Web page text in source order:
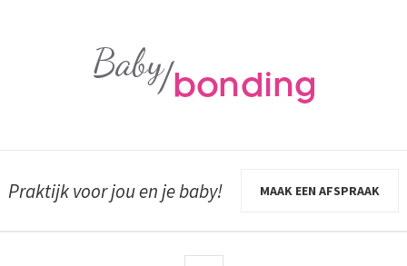
Praktijk voor jou en je baby! MAAK EEN AFSPRAAK